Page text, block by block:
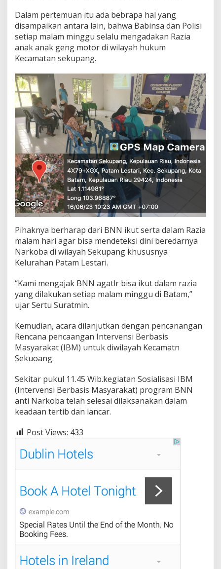
Dalam pertemuan itu ada bebrapa hal yang
disampaikan antara lain, bahwa Babinsa dan Polisi
setiap malam minggu selalu mengadakan Razia
anak anak geng motor di wilayah hukum
Kecamatan sekupang.
Pihaknya berharap dari BNN ikut serta dalam Razia
malam hari agar bisa mendeteksi dini beredarnya
Narkoba di wilayah Sekupang khususnya
Kelurahan Patam Lestari.
“Kami mengajak BNN agatlr bisa ikut dalam razia
yang dilakukan setiap malam minggu di Batam,”
ujar Sertu Suratmin.
Kemudian, acara dilanjutkan dengan pencanangan
Rencana pencaangan Intervensi Berbasis
Masyarakat (IBM) untuk diwilayah Kecamatn
Sekuoang.
Sekitar pukul 11.45 Wib.kegiatan Sosialisasi IBM
(Intervensi Berbasis Masyarakat) program BNN
anti Narkoba telah selesai dilaksanakan dalam
keadaan tertib dan lancar.
Post Views: 433